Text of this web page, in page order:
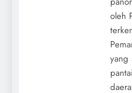
oleh
yang